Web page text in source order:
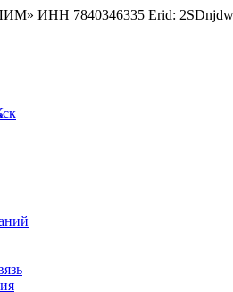
ИНН 7840346335 Erid: